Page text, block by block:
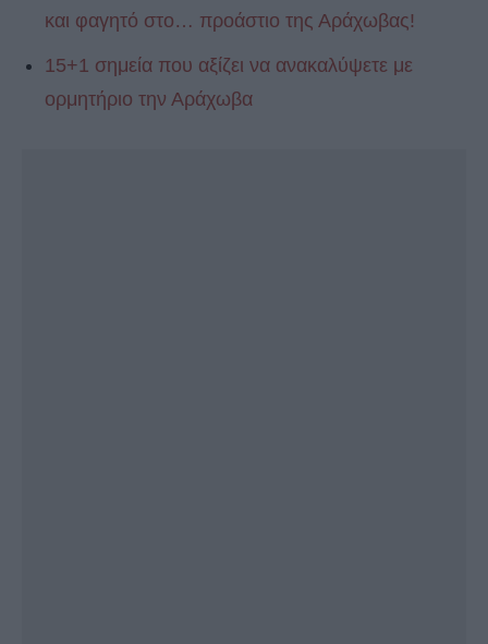
και φαγητό στο… προάστιο της Αράχωβας!
15+1 σημεία που αξίζει να ανακαλύψετε με
ορμητήριο την Αράχωβα